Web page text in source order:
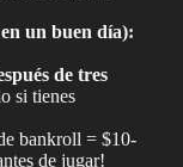
un buen día):
de tres
si tienes
bankroll = $10-
de jugar!